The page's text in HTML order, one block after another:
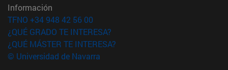
Información
TFNO +34 948 42 56 00
¿QUÉ GRADO TE INTERESA?
¿QUÉ MÁSTER TE INTERESA?
© Universidad de Navarra